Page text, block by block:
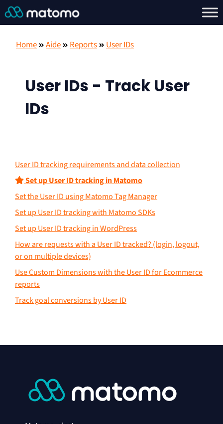
Home Aide Reports User IDs
User IDs - Track User
IDs
User ID tracking requirements and data collection
Set up User ID tracking in Matomo
Set the User ID using Matomo Tag Manager
Set up User ID tracking with Matomo SDKs
Set up User ID tracking in WordPress
How are requests with a User ID tracked? (login, logout,
or on multiple devices)
Use Custom Dimensions with the User ID for Ecommerce
reports
Track goal conversions by User ID